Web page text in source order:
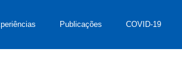
Publicações COVID-19